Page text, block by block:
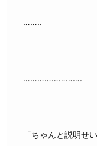
……..
…………………….
「ちゃんと説明せ